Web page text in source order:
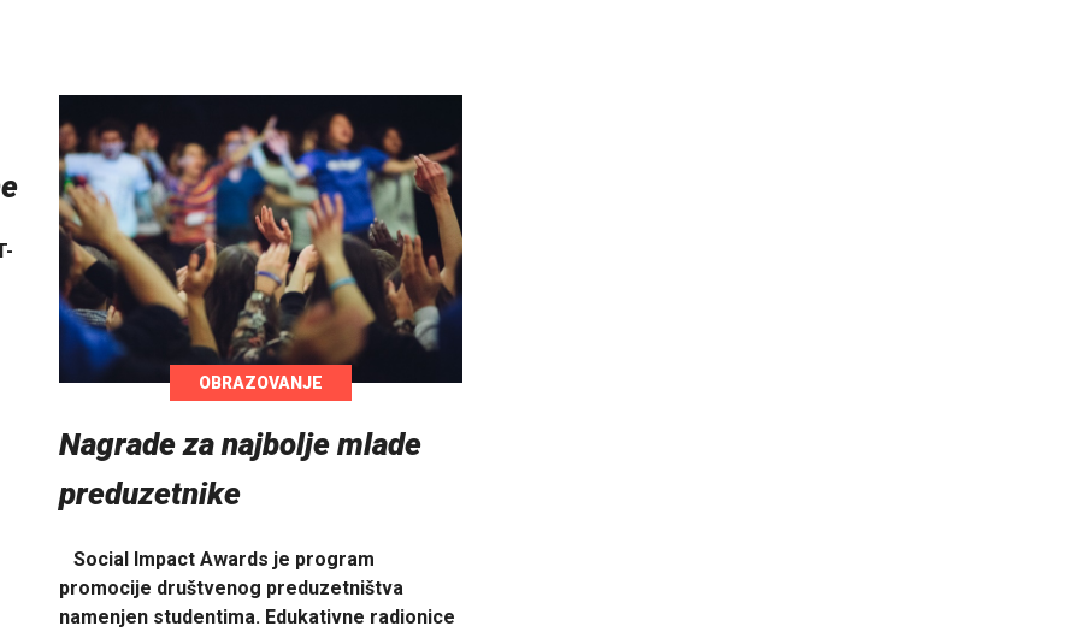
OBRAZOVANJE
Nagrade za najbolje mlade
preduzetnike
Social Impact Awards je program
promocije društvenog preduzetništva
namenjen studentima. Edukativne radionice